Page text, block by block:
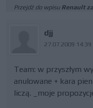
Przejdź do wpisu Renault
djj
27.07.2009 14:39
Team: w przyszłym
anulowane + kara
liczą. _moje